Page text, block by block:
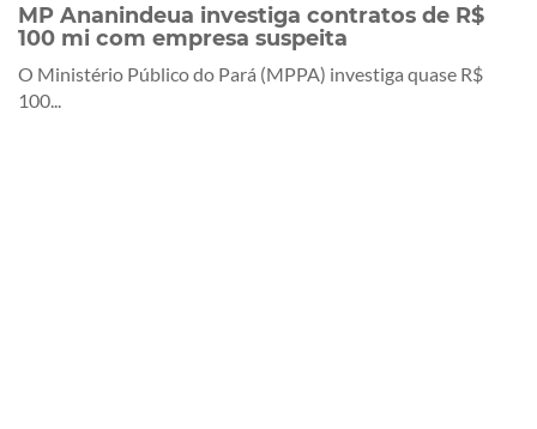
MP Ananindeua investiga contratos de R$
100 mi com empresa suspeita
O Ministério Público do Pará (MPPA) investiga quase R$
100...